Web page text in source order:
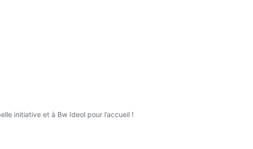
initiative et à Bw Ideol pour l’accueil !